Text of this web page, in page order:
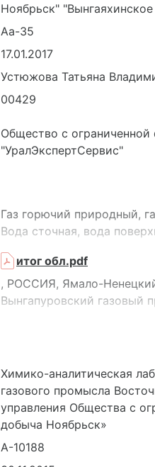
Ноябрьск"
Аа-35
17.01.2017
Устюжова Татьяна
00429
Общество с ограниченной
"УралЭкспертСервис"
Газ горючий природный,
Вода сточная, вода
итог обл.pdf
, РОССИЯ, Ямало-
Вынгапуровский газовый
производственных
Химико-аналитическая
газового промысла
управления Общества с
добыча Ноябрьск»
А-10188